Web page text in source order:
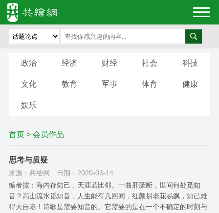
政治 经济 财经 社会 科技
文化 教育 军事 体育 健康
娱乐
首页> 会员作品
思考与质疑
来源：共绘网
日期：2020-03-14
编者按：海内存知己，天涯若比邻。一曲肝肠断，世间何处觅知
音？高山流水觅知音，人生能有几回同，红颜易老花易飘，知己难
得天自老！诗歌是需要知音的。它需要的是在一个不确定的时刻与